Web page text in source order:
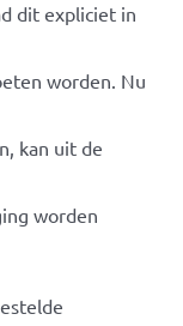
dit expliciet in
worden. Nu
kan uit de
worden